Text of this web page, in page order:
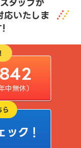
タッフが
応いたしま
!
無休）
ら
ック！